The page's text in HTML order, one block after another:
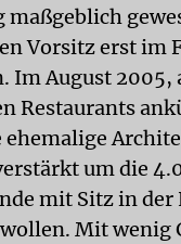
maßgeblich
Vorsitz erst im
Im August 2005,
Restaurants
um die
mit Sitz in der
Mit wenig